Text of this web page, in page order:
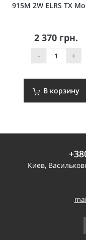
915M 2W ELRS TX
2 370 грн.
- +
В корзину
Киев,